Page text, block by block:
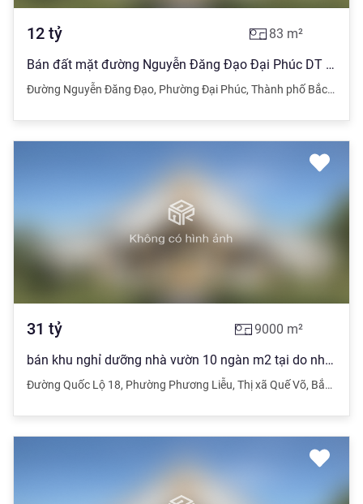
12 tỷ 83 m²
Bán đất mặt đường Nguyễn Đăng Đạo Đại Phúc DT 83m, MT6,4m, Hướng TN,Giá 12 tỷ
Đường Nguyễn Đăng Đạo, Phường Đại Phúc, Thành phố Bắc Ninh
31 tỷ 9000 m²
bán khu nghỉ dưỡng nhà vườn 10 ngàn m2 tại do nha phương liễu quế võ bắc ninh
Đường Quốc Lộ 18, Phường Phương Liễu, Thị xã Quế Võ, Bắc Ninh